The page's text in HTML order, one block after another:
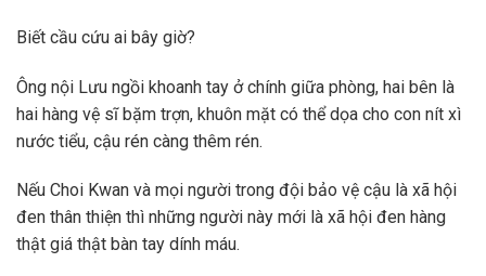
Biết cầu cứu ai bây giờ?
Ông nội Lưu ngồi khoanh tay ở chính giữa phòng, hai bên là
hai hàng vệ sĩ bặm trợn, khuôn mặt có thể dọa cho con nít xì
nước tiểu, cậu rén càng thêm rén.
Nếu Choi Kwan và mọi người trong đội bảo vệ cậu là xã hội
đen thân thiện thì những người này mới là xã hội đen hàng
thật giá thật bàn tay dính máu.